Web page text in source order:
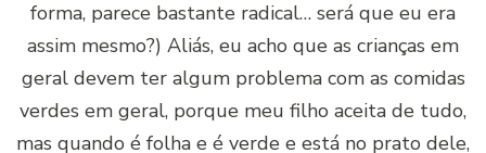
forma, parece bastante radical… será que eu era
assim mesmo?) Aliás, eu acho que as crianças em
geral devem ter algum problema com as comidas
verdes em geral, porque meu filho aceita de tudo,
mas quando é folha e é verde e está no prato dele,